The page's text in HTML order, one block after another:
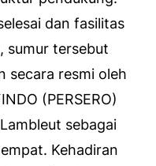
dan fasilitas
sumur tersebut
secara resmi oleh
(PERSERO)
sebagai
Kehadiran